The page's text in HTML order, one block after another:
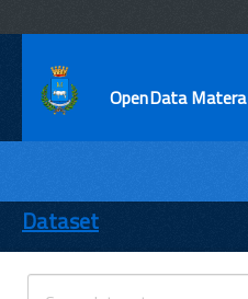
OpenData Matera
ENTI
TEMI
INFORMAZIONI
Dataset